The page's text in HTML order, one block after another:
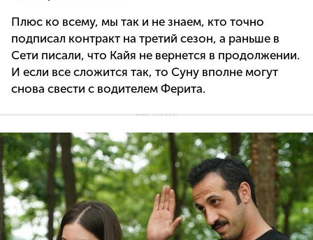
Плюс ко всему, мы так и не знаем, кто точно
подписал контракт на третий сезон, а раньше в
Сети писали, что Кайя не вернется в продолжении.
И если все сложится так, то Суну вполне могут
снова свести с водителем Ферита.